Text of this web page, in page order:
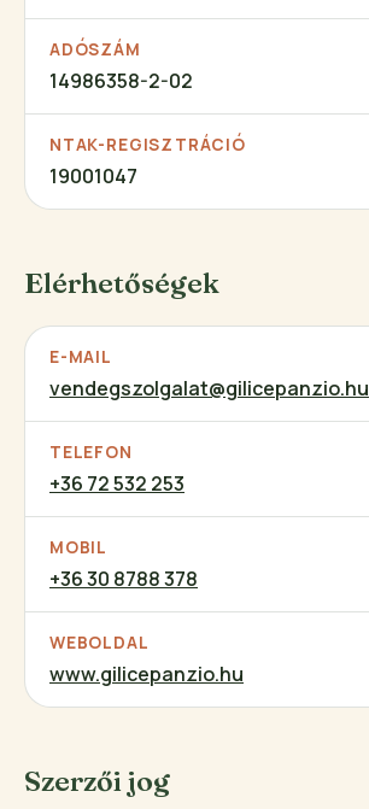
ADÓSZÁM
14986358-2-02
NTAK-REGISZTRÁCIÓ
19001047
Elérhetőségek
E-MAIL
vendegszolgalat@gilicepanzio.hu
TELEFON
+36 72 532 253
MOBIL
+36 30 8788 378
WEBOLDAL
www.gilicepanzio.hu
Szerzői jog